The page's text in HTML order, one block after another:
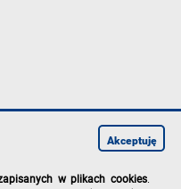
w plikach cookies
Akceptuję